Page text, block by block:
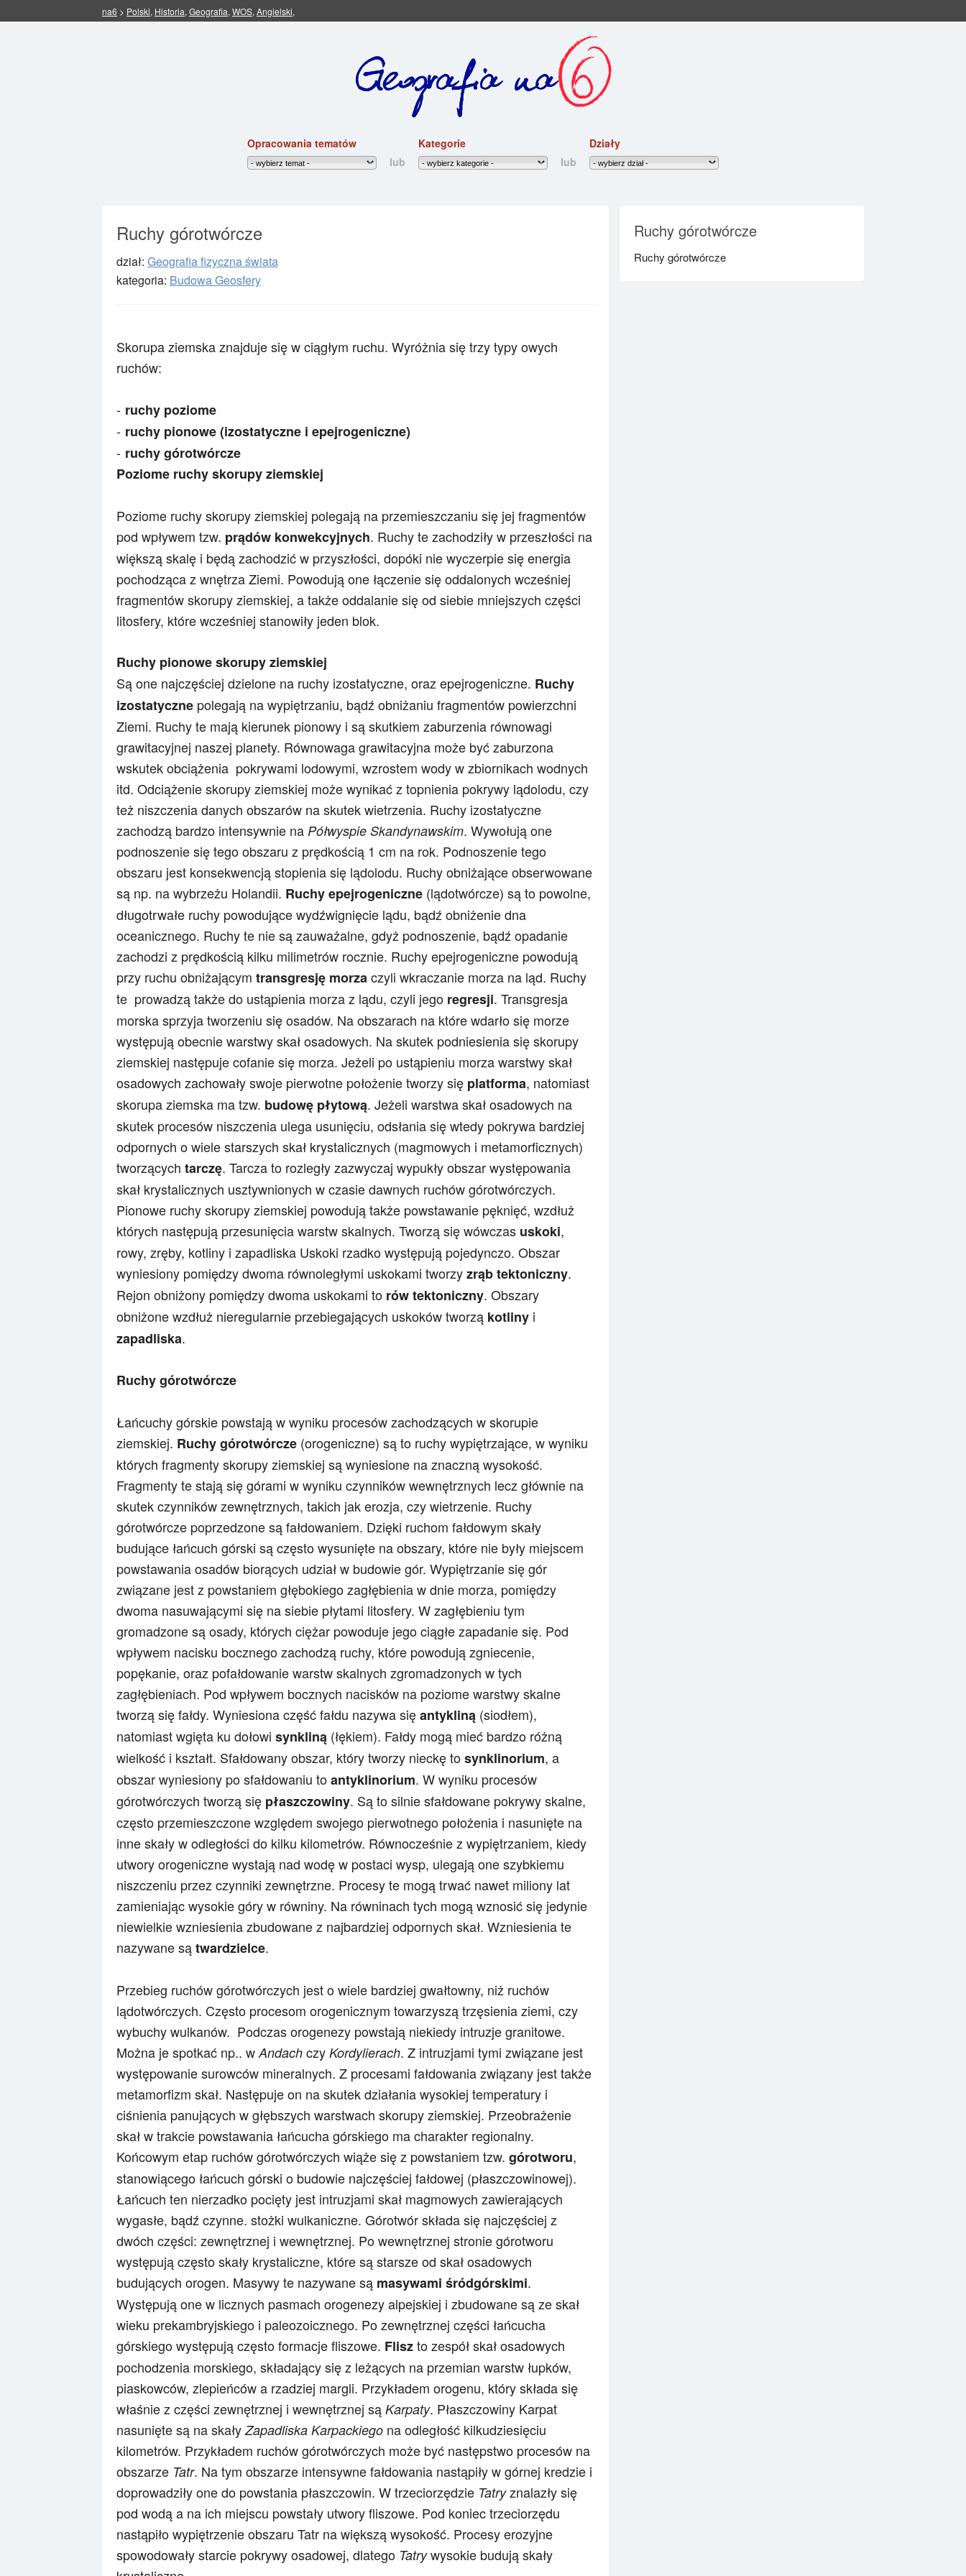
na6 > Polski, Historia, Geografia, WOS, Angielski,
Opracowania tematów
lub
Kategorie
lub
Działy
Ruchy górotwórcze
dział: Geografia fizyczna świata
kategoria: Budowa Geosfery
Skorupa ziemska znajduje się w ciągłym ruchu. Wyróżnia się trzy typy owych
ruchów:
ruchy poziome
ruchy pionowe (izostatyczne i epejrogeniczne)
ruchy górotwórcze
Poziome ruchy skorupy ziemskiej
Poziome ruchy skorupy ziemskiej polegają na przemieszczaniu się jej fragmentów
pod wpływem tzw. prądów konwekcyjnych. Ruchy te zachodziły w przeszłości na
większą skalę i będą zachodzić w przyszłości, dopóki nie wyczerpie się energia
pochodząca z wnętrza Ziemi. Powodują one łączenie się oddalonych wcześniej
fragmentów skorupy ziemskiej, a także oddalanie się od siebie mniejszych części
litosfery, które wcześniej stanowiły jeden blok.
Ruchy pionowe skorupy ziemskiej
Są one najczęściej dzielone na ruchy izostatyczne, oraz epejrogeniczne. Ruchy
izostatyczne polegają na wypiętrzaniu, bądź obniżaniu fragmentów powierzchni
Ziemi. Ruchy te mają kierunek pionowy i są skutkiem zaburzenia równowagi
grawitacyjnej naszej planety. Równowaga grawitacyjna może być zaburzona
wskutek obciążenia pokrywami lodowymi, wzrostem wody w zbiornikach wodnych
itd. Odciążenie skorupy ziemskiej może wynikać z topnienia pokrywy lądolodu, czy
też niszczenia danych obszarów na skutek wietrzenia. Ruchy izostatyczne
zachodzą bardzo intensywnie na Półwyspie Skandynawskim. Wywołują one
podnoszenie się tego obszaru z prędkością 1 cm na rok. Podnoszenie tego
obszaru jest konsekwencją stopienia się lądolodu. Ruchy obniżające obserwowane
są np. na wybrzeżu Holandii. Ruchy epejrogeniczne (lądotwórcze) są to powolne,
długotrwałe ruchy powodujące wydźwignięcie lądu, bądź obniżenie dna
oceanicznego. Ruchy te nie są zauważalne, gdyż podnoszenie, bądź opadanie
zachodzi z prędkością kilku milimetrów rocznie. Ruchy epejrogeniczne powodują
przy ruchu obniżającym transgresję morzaczyli wkraczanie morza na ląd. Ruchy
te prowadzą także do ustąpienia morza z lądu, czyli jego regresji. Transgresja
morska sprzyja tworzeniu się osadów. Na obszarach na które wdarło się morze
występują obecnie warstwy skał osadowych. Na skutek podniesienia się skorupy
ziemskiej następuje cofanie się morza. Jeżeli po ustąpieniu morza warstwy skał
osadowych zachowały swoje pierwotne położenie tworzy się platforma, natomiast
skorupa ziemska ma tzw. budowę płytową. Jeżeli warstwa skał osadowych na
skutek procesów niszczenia ulega usunięciu, odsłania się wtedy pokrywa bardziej
odpornych o wiele starszych skał krystalicznych (magmowych i metamorficznych)
tworzących tarczę. Tarcza to rozległy zazwyczaj wypukły obszar występowania
skał krystalicznych usztywnionych w czasie dawnych ruchów górotwórczych.
Pionowe ruchy skorupy ziemskiej powodują także powstawanie pęknięć, wzdłuż
których następują przesunięcia warstw skalnych. Tworzą się wówczas uskoki,
rowy, zręby, kotliny i zapadliska Uskoki rzadko występują pojedynczo. Obszar
wyniesiony pomiędzy dwoma równoległymi uskokami tworzyzrąb tektoniczny.
Rejon obniżony pomiędzy dwoma uskokami to rów tektoniczny. Obszary
obniżone wzdłuż nieregularnie przebiegających uskoków tworzą kotliny i
zapadliska.
Ruchy górotwórcze
Łańcuchy górskie powstają w wyniku procesów zachodzących w skorupie
ziemskiej. Ruchy górotwórcze (orogeniczne) są to ruchy wypiętrzające, w wyniku
których fragmenty skorupy ziemskiej są wyniesione na znaczną wysokość.
Fragmenty te stają się górami w wyniku czynników wewnętrznych lecz głównie na
skutek czynników zewnętrznych, takich jak erozja, czy wietrzenie. Ruchy
górotwórcze poprzedzone są fałdowaniem. Dzięki ruchom fałdowym skały
budujące łańcuch górski są często wysunięte na obszary, które nie były miejscem
powstawania osadów biorących udział w budowie gór. Wypiętrzanie się gór
związane jest z powstaniem głębokiego zagłębienia w dnie morza, pomiędzy
dwoma nasuwającymi się na siebie płytami litosfery. W zagłębieniu tym
gromadzone są osady, których ciężar powoduje jego ciągłe zapadanie się. Pod
wpływem nacisku bocznego zachodzą ruchy, które powodują zgniecenie,
popękanie, oraz pofałdowanie warstw skalnych zgromadzonych w tych
zagłębieniach. Pod wpływem bocznych nacisków na poziome warstwy skalne
tworzą się fałdy. Wyniesiona część fałdu nazywa sięantykliną (siodłem),
natomiast wgięta ku dołowi synkliną (łękiem). Fałdy mogą mieć bardzo różną
wielkość i kształt. Sfałdowany obszar, który tworzy nieckę tosynklinorium, a
obszar wyniesiony po sfałdowaniu toantyklinorium. W wyniku procesów
górotwórczych tworzą się płaszczowiny. Są to silnie sfałdowane pokrywy skalne,
często przemieszczone względem swojego pierwotnego położenia i nasunięte na
inne skały w odległości do kilku kilometrów. Równocześnie z wypiętrzaniem, kiedy
utwory orogeniczne wystają nad wodę w postaci wysp, ulegają one szybkiemu
niszczeniu przez czynniki zewnętrzne. Procesy te mogą trwać nawet miliony lat
zamieniając wysokie góry w równiny. Na równinach tych mogą wznosić się jedynie
niewielkie wzniesienia zbudowane z najbardziej odpornych skał. Wzniesienia te
nazywane sątwardzielce.
Przebieg ruchów górotwórczych jest o wiele bardziej gwałtowny, niż ruchów
lądotwórczych. Często procesom orogenicznym towarzyszą trzęsienia ziemi, czy
wybuchy wulkanów. Podczas orogenezy powstają niekiedy intruzje granitowe.
Można je spotkać np.. w Andach czy Kordylierach. Z intruzjami tymi związane jest
występowanie surowców mineralnych. Z procesami fałdowania związany jest także
metamorfizm skał. Następuje on na skutek działania wysokiej temperatury i
ciśnienia panujących w głębszych warstwach skorupy ziemskiej. Przeobrażenie
skał w trakcie powstawania łańcucha górskiego ma charakter regionalny.
Końcowym etap ruchów górotwórczych wiąże się z powstaniem tzw. górotworu,
stanowiącego łańcuch górski o budowie najczęściej fałdowej (płaszczowinowej).
Łańcuch ten nierzadko pocięty jest intruzjami skał magmowych zawierających
wygasłe, bądź czynne. stożki wulkaniczne. Górotwór składa się najczęściej z
dwóch części: zewnętrznej i wewnętrznej. Po wewnętrznej stronie górotworu
występują często skały krystaliczne, które są starsze od skał osadowych
budujących orogen. Masywy te nazywane są masywami śródgórskimi.
Występują one w licznych pasmach orogenezy alpejskiej i zbudowane są ze skał
wieku prekambryjskiego i paleozoicznego. Po zewnętrznej części łańcucha
górskiego występują często formacje fliszowe. Fliszto zespół skał osadowych
pochodzenia morskiego, składający się z leżących na przemian warstw łupków,
piaskowców, zlepieńców a rzadziej margli. Przykładem orogenu, który składa się
właśnie z części zewnętrznej i wewnętrznej są Karpaty. Płaszczowiny Karpat
nasunięte są na skały Zapadliska Karpackiego na odległość kilkudziesięciu
kilometrów. Przykładem ruchów górotwórczych może być następstwo procesów na
obszarze Tatr. Na tym obszarze intensywne fałdowania nastąpiły w górnej kredzie i
doprowadziły one do powstania płaszczowin. W trzeciorzędzie Tatryznalazły się
pod wodą a na ich miejscu powstały utwory fliszowe. Pod koniec trzeciorzędu
nastąpiło wypiętrzenie obszaru Tatr na większą wysokość. Procesy erozyjne
spowodowały starcie pokrywy osadowej, dlatego Tatrywysokie budują skały
Ruchy górotwórcze
Ruchy górotwórcze